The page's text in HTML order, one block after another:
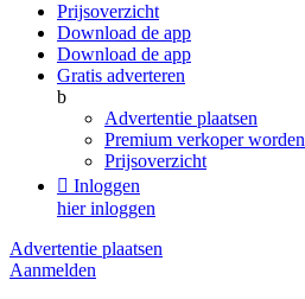
Prijsoverzicht
Download de app
Download de app
Gratis adverteren
b
Advertentie plaatsen
Premium verkoper worden
Prijsoverzicht
 Inloggen
hier inloggen
Advertentie plaatsen
Aanmelden